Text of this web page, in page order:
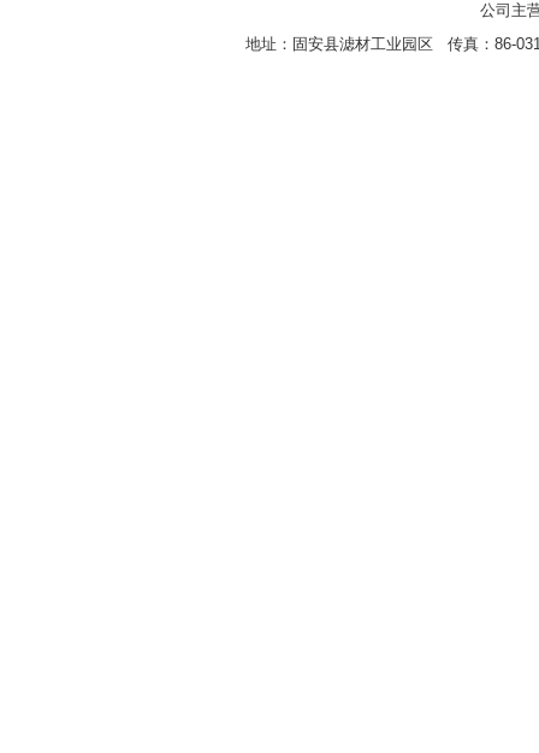
公司主
地址：固安县滤材工业园区 传真：86-